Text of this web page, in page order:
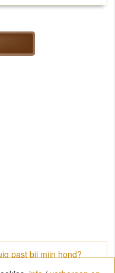
past bij mijn hond?